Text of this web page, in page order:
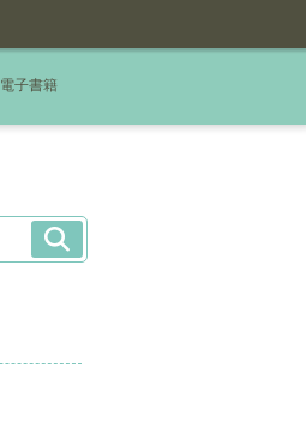
電子書籍